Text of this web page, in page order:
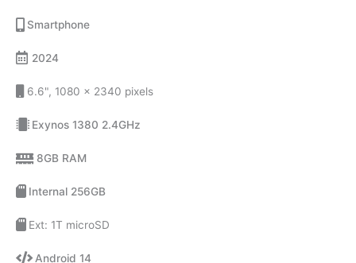
Smartphone
2024
6.6", 1080 x 2340 pixels
Exynos 1380 2.4GHz
8GB RAM
Internal 256GB
Ext: 1T microSD
Android 14